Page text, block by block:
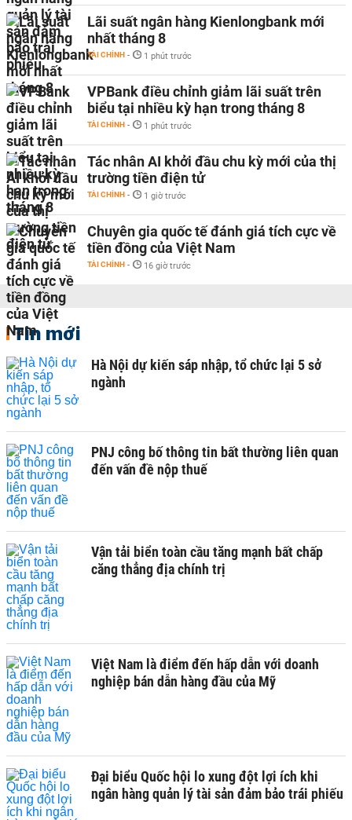
Lãi suất ngân hàng Kienlongbank mới
nhất tháng 8
TÀI CHÍNH - 1 phút trước
VPBank điều chỉnh giảm lãi suất trên
biểu tại nhiều kỳ hạn trong tháng 8
TÀI CHÍNH - 1 phút trước
Tác nhân AI khởi đầu chu kỳ mới của thị
trường tiền điện tử
TÀI CHÍNH - 1 giờ trước
Chuyên gia quốc tế đánh giá tích cực về
tiền đồng của Việt Nam
TÀI CHÍNH - 16 giờ trước
Tin mới
Hà Nội dự kiến sáp nhập, tổ chức lại 5 sở
ngành
PNJ công bố thông tin bất thường liên quan
đến vấn đề nộp thuế
Vận tải biển toàn cầu tăng mạnh bất chấp
căng thẳng địa chính trị
Việt Nam là điểm đến hấp dẫn với doanh
nghiệp bán dẫn hàng đầu của Mỹ
Đại biểu Quốc hội lo xung đột lợi ích khi
ngân hàng quản lý tài sản đảm bảo trái phiếu